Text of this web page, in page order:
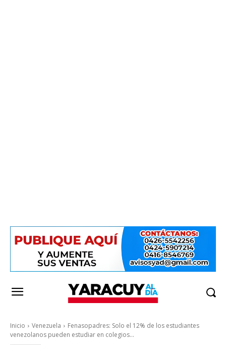
Inicio Venezuela
Fenasopadres: Solo el 12% de los estudiantes
venezolanos pueden estudiar en colegios...